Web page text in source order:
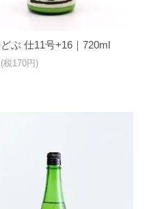
ぶ 仕11号+16｜720ml
税170円)